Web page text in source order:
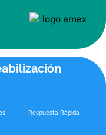
Respuesta Rápida